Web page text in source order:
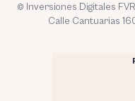
© Inversiones Digitales
Calle Cantuarias